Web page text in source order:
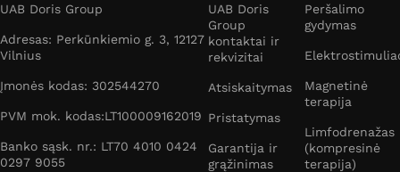
UAB Doris Group
Adresas: Perkūnkiemio g. 3, 12127
Vilnius
Įmonės kodas: 302544270
PVM mok. kodas:LT100009162019
Banko sąsk. nr.: LT70 4010 0424
0297 9055
UAB Doris
Group
kontaktai ir
rekvizitai
Atsiskaitymas
Pristatymas
Garantija ir
grąžinimas
Peršalimo
gydymas
Magnetinė
terapija
Limfodrenažas
(kompresinė
terapija)